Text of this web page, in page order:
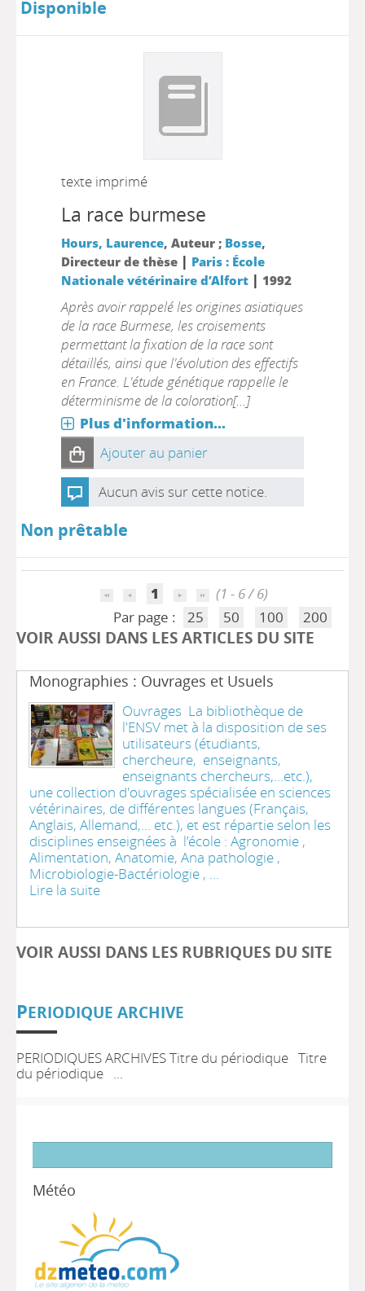
Disponible
texte imprimé
La race burmese
Hours, Laurence, Auteur ; Bosse,
Directeur de thèse | Paris : École
Nationale vétérinaire d’Alfort| 1992
Après avoir rappelé les origines asiatiques
de la race Burmese, les croisements
permettant la fixation de la race sont
détaillés, ainsi que l'évolution des effectifs
en France. L'étude génétique rappelle le
déterminisme de la coloration[...]
Plus d'information...
Ajouter au panier
Aucun avis sur cette notice.
Non prêtable
1
(1 - 6 / 6)
Par page :
25 50 100 200
VOIR AUSSI DANS LES ARTICLES DU SITE
Monographies : Ouvrages et Usuels
Ouvrages La bibliothèque de
l'ENSV met à la disposition de ses
utilisateurs (étudiants,
chercheure, enseignants,
enseignants chercheurs,…etc.),
une collection d'ouvrages spécialisée en sciences
vétérinaires, de différentes langues (Français,
Anglais, Allemand,… etc.), et est répartie selon les
disciplines enseignées à l’école : Agronomie ,
Alimentation, Anatomie, Ana pathologie ,
Microbiologie-Bactériologie , ...
Lire la suite
VOIR AUSSI DANS LES RUBRIQUES DU SITE
PERIODIQUE ARCHIVE
PERIODIQUES ARCHIVES Titre du périodique Titre
du périodique ...
Météo